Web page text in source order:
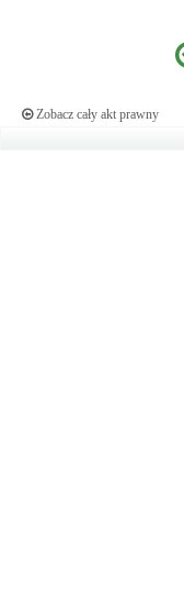
Zobacz cały akt prawny